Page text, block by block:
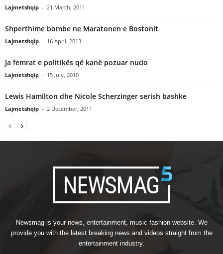
Lajmetshqip - 21 March, 2011
Shperthime bombe ne Maratonen e Bostonit
Lajmetshqip - 16 April, 2013
Ja femrat e politikës që kanë pozuar nudo
Lajmetshqip - 15 July, 2010
Lewis Hamilton dhe Nicole Scherzinger serish bashke
Lajmetshqip - 2 December, 2011
Newsmag is your news, entertainment, music fashion website. We
provide you with the latest breaking news and videos straight from the
entertainment industry.